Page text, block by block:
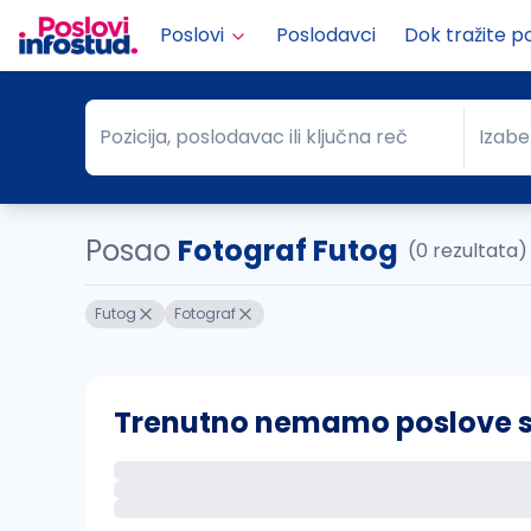
Poslovi Poslodavci Dok tražite
Pozicija, poslodavac ili ključna reč
Pozicija, poslodavac ili ključna reč Grad
Posao Fotograf Futog (0 rezultata)
Futog Fotograf
Trenutno nemamo poslove